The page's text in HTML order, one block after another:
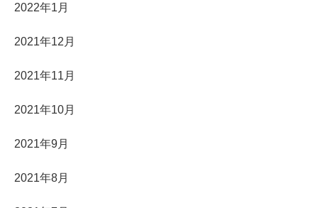
2022年1月
2021年12月
2021年11月
2021年10月
2021年9月
2021年8月